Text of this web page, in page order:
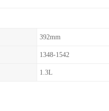
392mm
1348-1542
1.3L